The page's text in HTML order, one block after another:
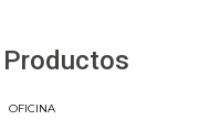
Productos
OFICINA